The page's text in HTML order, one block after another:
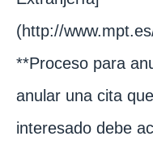
(http://
**Proceso para
anular una cita
interesado debe